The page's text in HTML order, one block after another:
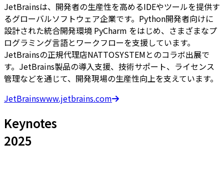
JetBrainsは、開発者の生産性を高めるIDEやツールを提供す
るグローバルソフトウェア企業です。Python開発者向けに
設計された統合開発環境 PyCharm をはじめ、さまざまなプ
ログラミング言語とワークフローを支援しています。
JetBrainsの正規代理店NATTOSYSTEMとのコラボ出展で
す。JetBrains製品の導入支援、技術サポート、ライセンス
管理などを通じて、開発現場の生産性向上を支えています。
JetBrainswww.jetbrains.com
Keynotes
2025